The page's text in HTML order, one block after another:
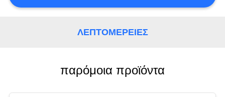
ΛΕΠΤΟΜΈΡΕΙΕΣ
παρόμοια προϊόντα